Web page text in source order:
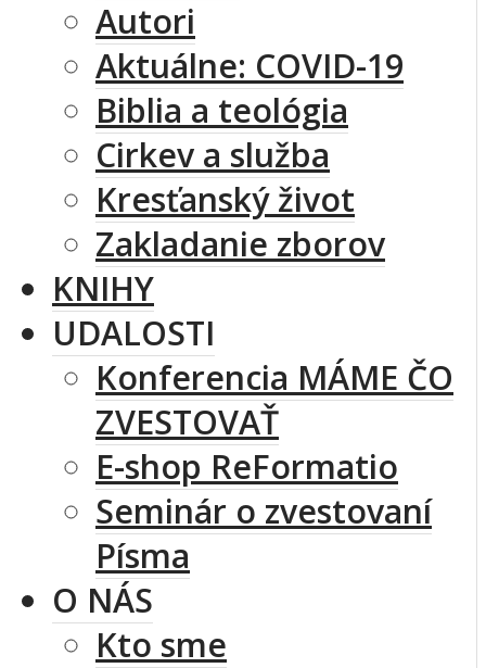
Autori
Aktuálne: COVID-19
Biblia a teológia
Cirkev a služba
Kresťanský život
Zakladanie zborov
KNIHY
UDALOSTI
Konferencia MÁME ČO
ZVESTOVAŤ
E-shop ReFormatio
Seminár o zvestovaní
Písma
O NÁS
Kto sme